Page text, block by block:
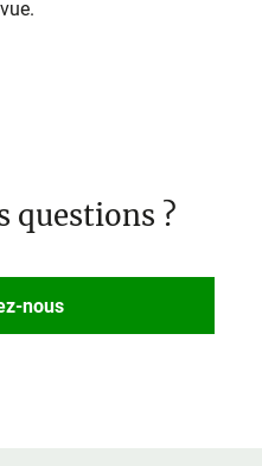
questions ?
nous